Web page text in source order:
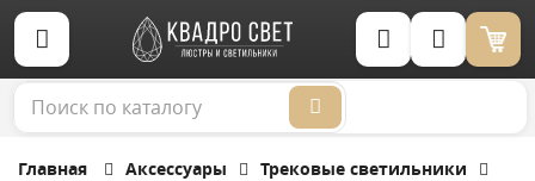
Корзина (0)
Главная Аксессуары
Трековые светильники